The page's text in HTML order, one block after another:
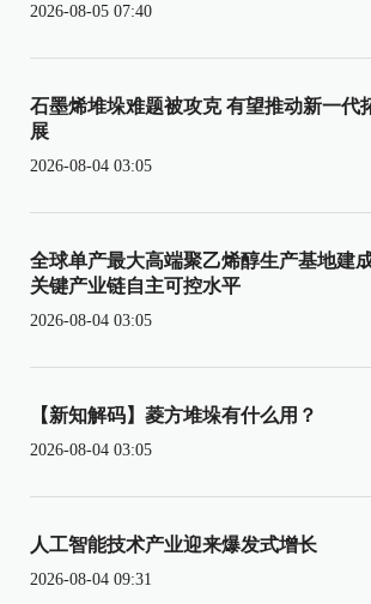
2026-08-05 07:40
石墨烯堆垛难题被攻克 有望推动新一代
展
2026-08-04 03:05
全球单产最大高端聚乙烯醇生产基地建
关键产业链自主可控水平
2026-08-04 03:05
【新知解码】菱方堆垛有什么用？
2026-08-04 03:05
人工智能技术产业迎来爆发式增长
2026-08-04 09:31